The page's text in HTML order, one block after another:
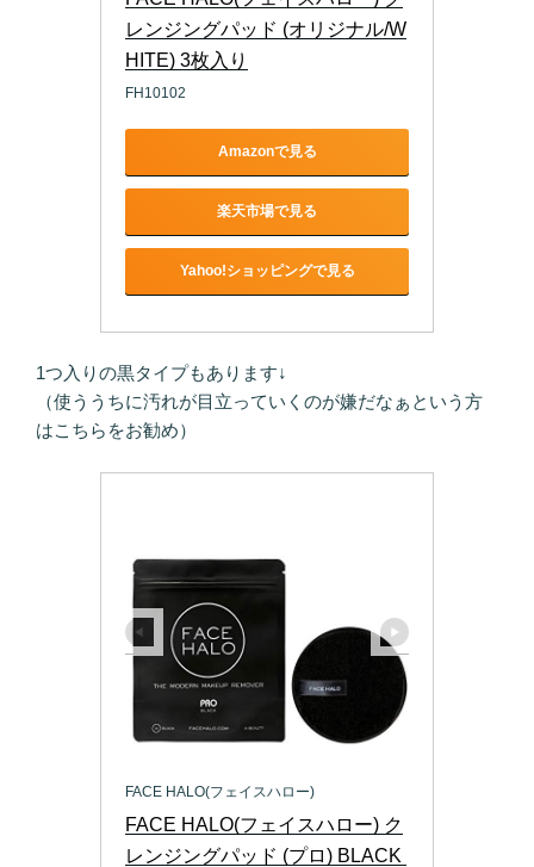
レンジングパッド (オリジナル/W
HITE) 3枚入り
FH10102
Amazonで見る
楽天市場で見る
Yahoo!ショッピングで見る
1つ入りの黒タイプもあります↓
（使ううちに汚れが目立っていくのが嫌だなぁという方
はこちらをお勧め）
FACE HALO(フェイスハロー)
FACE HALO(フェイスハロー) ク
レンジングパッド (プロ) BLACK